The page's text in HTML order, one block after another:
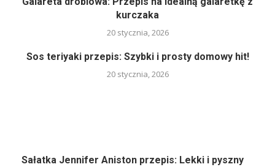
kurczaka
20 stycznia, 2026
Sos teriyaki przepis: Szybki i prosty domowy hit!
20 stycznia, 2026
Sałatka Jennifer Aniston przepis: Lekki i pyszny